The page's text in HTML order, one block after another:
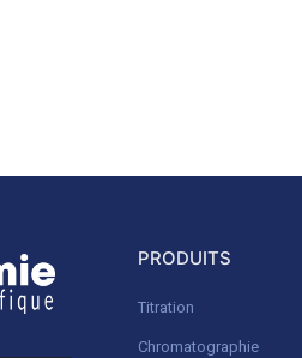
PRODUITS
Titration
Chromatographie